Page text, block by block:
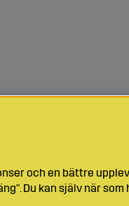
och en bättre
Du kan själv när